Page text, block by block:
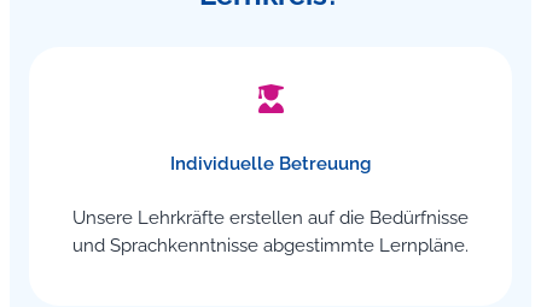
Individuelle Betreuung
Unsere Lehrkräfte erstellen auf die Bedürfnisse
und Sprachkenntnisse abgestimmte Lernpläne.